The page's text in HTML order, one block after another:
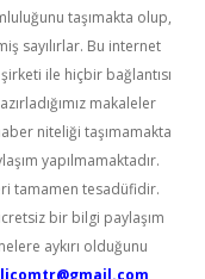
taşımakta olup,
sayılırlar. Bu internet
ile hiçbir bağlantısı
makaleler
niteliği taşımamakta
yapılmamaktadır.
tamamen tesadüfidir.
bir bilgi paylaşım
aykırı olduğunu